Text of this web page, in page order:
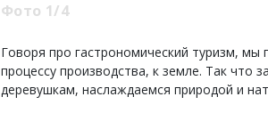
Фото 1/4
Говоря про гастрономический туризм,
процессу производства, к земле. Так что
деревушкам, наслаждаемся природой и